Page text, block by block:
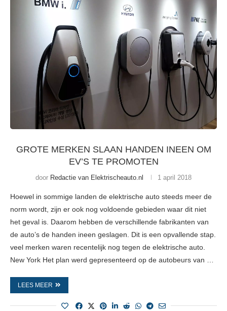
GROTE MERKEN SLAAN HANDEN INEEN OM
EV’S TE PROMOTEN
door Redactie van Elektrischeauto.nl 1 april 2018
Hoewel in sommige landen de elektrische auto steeds meer de
norm wordt, zijn er ook nog voldoende gebieden waar dit niet
het geval is. Daarom hebben de verschillende fabrikanten van
de auto’s de handen ineen geslagen. Dit is een opvallende stap.
veel merken waren recentelijk nog tegen de elektrische auto.
New York Het plan werd gepresenteerd op de autobeurs van …
LEES MEER